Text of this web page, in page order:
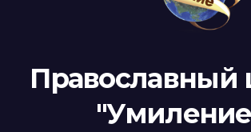
Православный